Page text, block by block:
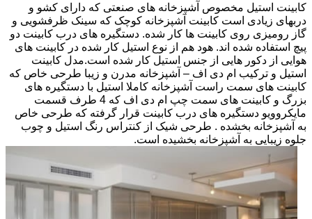
کابینت استیل مخصوص آشپزخانه های صنعتی که دارای کشو و
دربهای زیادی است کابینت آشپزخانه کوچک که سینک ظرفشویی و
گاز رومیزی روی کابینت ها کار شده. دستگیره های درب کابینت دو
پیچ استفاده شده اند. هود هم از نوع استیل کار شده در کابینت های
هوایی از دکور هایی از جنس استیل کار شده است.مدل کابینت
استیل و ترکیب ام دی اف – آشپزخانه مدرن و زیبا طرحی خاص که
کابینت های سمت راست آشپزخانه کاملا استیل با دستگیره های
بزرگ و کابینت های سمت چپ ام دی اف که 4 طرف قسمت
مایکروویو دستگیره های درب کابینت قرار گرفته که طرحی خاص
به آشپزخانه بخشده . طرحی شیک از کنتراس رنگ استیل و چوب
جلوه زیبایی به آشپزخانه بخشیده است.